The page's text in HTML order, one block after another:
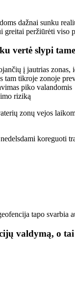
dažnai sunku
peržiūrėti viso
vertė slypi
į jautrias zonas,
tam tikroje zonoje
piko valandomis
riziką
zonų vejos
koreguoti
tapo svarbia
valdymą, o